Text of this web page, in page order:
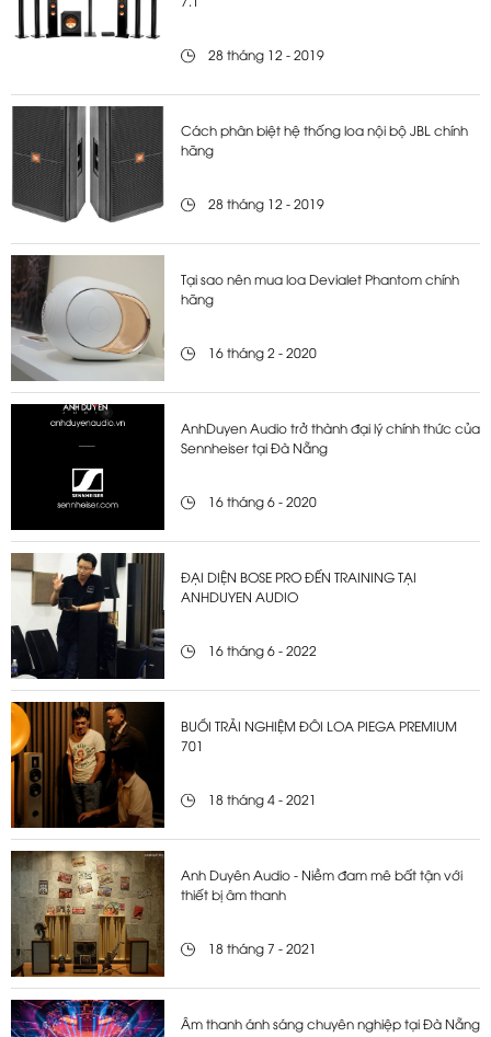
7.1
28 tháng 12 - 2019
Cách phân biệt hệ thống loa nội bộ JBL chính
hãng
28 tháng 12 - 2019
Tại sao nên mua loa Devialet Phantom chính
hãng
16 tháng 2 - 2020
AnhDuyen Audio trở thành đại lý chính thức của
Sennheiser tại Đà Nẵng
16 tháng 6 - 2020
ĐẠI DIỆN BOSE PRO ĐẾN TRAINING TẠI
ANHDUYEN AUDIO
16 tháng 6 - 2022
BUỔI TRẢI NGHIỆM ĐÔI LOA PIEGA PREMIUM
701
18 tháng 4 - 2021
Anh Duyên Audio - Niềm đam mê bất tận với
thiết bị âm thanh
18 tháng 7 - 2021
Âm thanh ánh sáng chuyên nghiệp tại Đà Nẵng